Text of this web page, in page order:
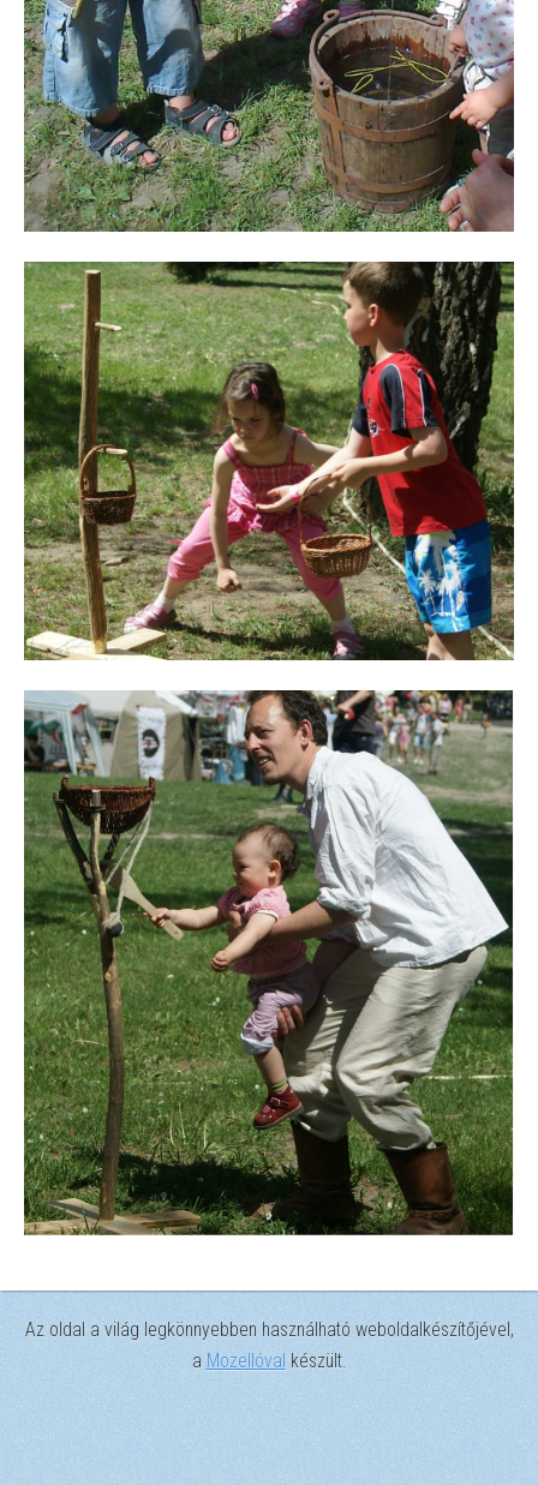
Az oldal a világ legkönnyebben használható weboldalkészítőjével,
a Mozellóval készült.